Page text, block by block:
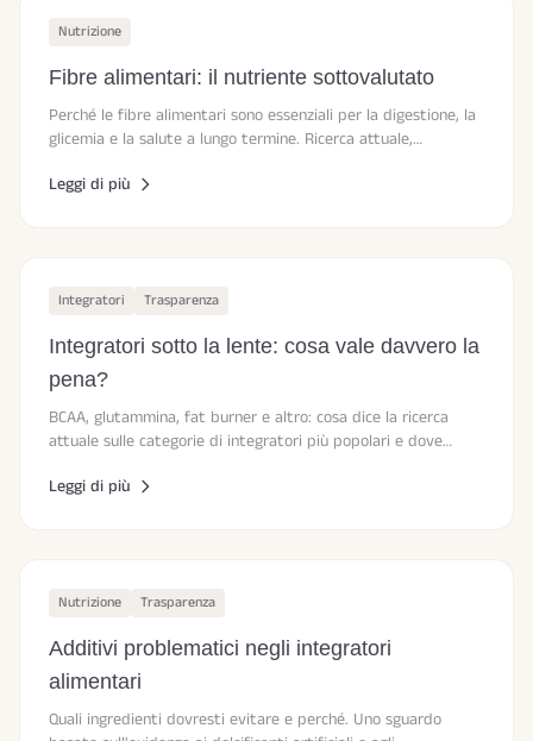
Nutrizione
Fibre alimentari: il nutriente sottovalutato
Perché le fibre alimentari sono essenziali per la digestione, la
glicemia e la salute a lungo termine. Ricerca attuale,
Leggi di più
Integratori Trasparenza
Integratori sotto la lente: cosa vale davvero la
pena?
BCAA, glutammina, fat burner e altro: cosa dice la ricerca
attuale sulle categorie di integratori più popolari e dove
Leggi di più
Nutrizione Trasparenza
Additivi problematici negli integratori
alimentari
Quali ingredienti dovresti evitare e perché. Uno sguardo